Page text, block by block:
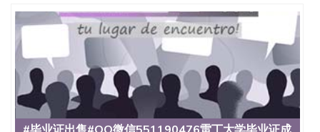
#毕业证出售#QQ微信551190476雷丁大学毕业证成